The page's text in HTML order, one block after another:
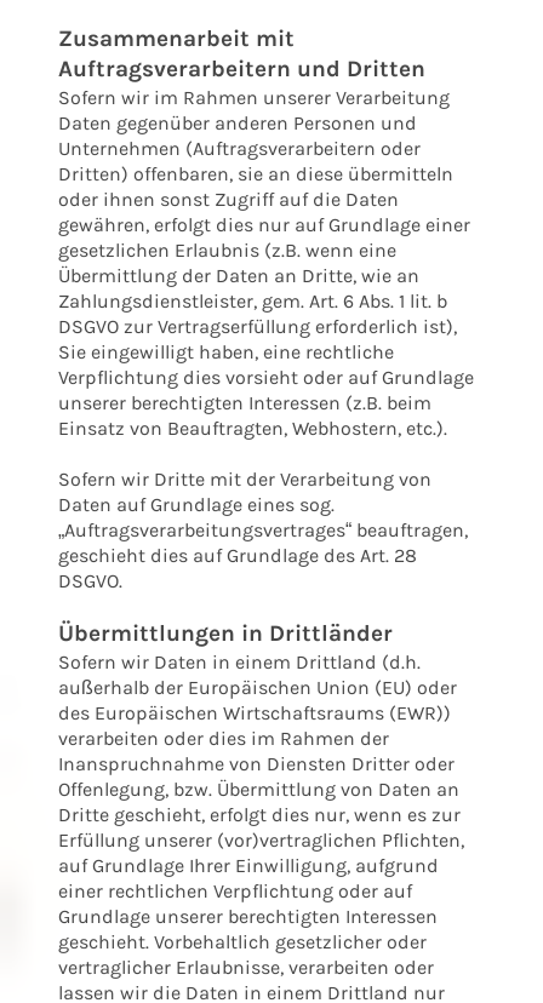
Zusammenarbeit mit
Auftragsverarbeitern und Dritten
Sofern wir im Rahmen unserer Verarbeitung
Daten gegenüber anderen Personen und
Unternehmen (Auftragsverarbeitern oder
Dritten) offenbaren, sie an diese übermitteln
oder ihnen sonst Zugriff auf die Daten
gewähren, erfolgt dies nur auf Grundlage einer
gesetzlichen Erlaubnis (z.B. wenn eine
Übermittlung der Daten an Dritte, wie an
Zahlungsdienstleister, gem. Art. 6 Abs. 1 lit. b
DSGVO zur Vertragserfüllung erforderlich ist),
Sie eingewilligt haben, eine rechtliche
Verpflichtung dies vorsieht oder auf Grundlage
unserer berechtigten Interessen (z.B. beim
Einsatz von Beauftragten, Webhostern, etc.).
Sofern wir Dritte mit der Verarbeitung von
Daten auf Grundlage eines sog.
„Auftragsverarbeitungsvertrages“ beauftragen,
geschieht dies auf Grundlage des Art. 28
DSGVO.
Übermittlungen in Drittländer
Sofern wir Daten in einem Drittland (d.h.
außerhalb der Europäischen Union (EU) oder
des Europäischen Wirtschaftsraums (EWR))
verarbeiten oder dies im Rahmen der
Inanspruchnahme von Diensten Dritter oder
Offenlegung, bzw. Übermittlung von Daten an
Dritte geschieht, erfolgt dies nur, wenn es zur
Erfüllung unserer (vor)vertraglichen Pflichten,
auf Grundlage Ihrer Einwilligung, aufgrund
einer rechtlichen Verpflichtung oder auf
Grundlage unserer berechtigten Interessen
geschieht. Vorbehaltlich gesetzlicher oder
vertraglicher Erlaubnisse, verarbeiten oder
lassen wir die Daten in einem Drittland nur